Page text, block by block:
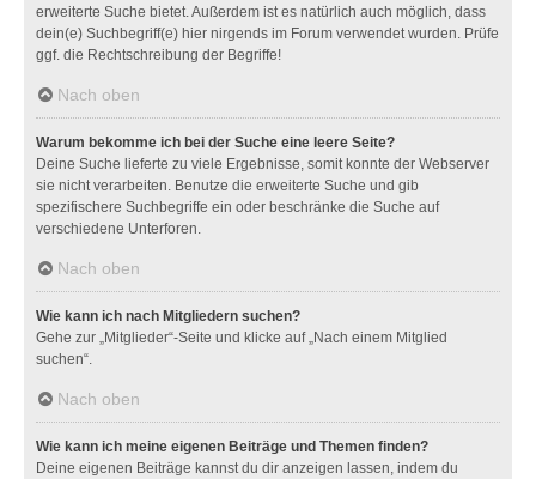
erweiterte Suche bietet. Außerdem ist es natürlich auch möglich, dass
dein(e) Suchbegriff(e) hier nirgends im Forum verwendet wurden. Prüfe
ggf. die Rechtschreibung der Begriffe!
Nach oben
Warum bekomme ich bei der Suche eine leere Seite?
Deine Suche lieferte zu viele Ergebnisse, somit konnte der Webserver
sie nicht verarbeiten. Benutze die erweiterte Suche und gib
spezifischere Suchbegriffe ein oder beschränke die Suche auf
verschiedene Unterforen.
Nach oben
Wie kann ich nach Mitgliedern suchen?
Gehe zur „Mitglieder“-Seite und klicke auf „Nach einem Mitglied
suchen“.
Nach oben
Wie kann ich meine eigenen Beiträge und Themen finden?
Deine eigenen Beiträge kannst du dir anzeigen lassen, indem du